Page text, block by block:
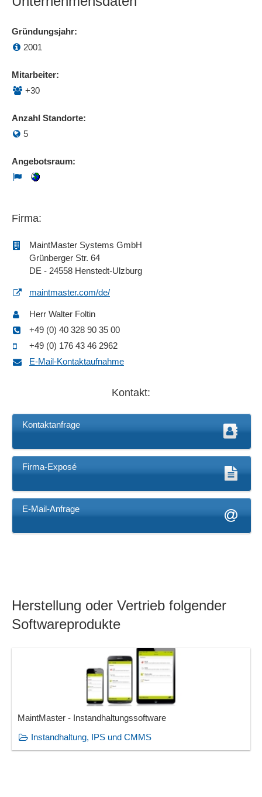
Gründungsjahr:
2001
Mitarbeiter:
+30
Anzahl Standorte:
5
Angebotsraum:
Firma:
MaintMaster Systems GmbH
Grünberger Str. 64
DE - 24558 Henstedt-Ulzburg
maintmaster.com/de/
Herr Walter Foltin
+49 (0) 40 328 90 35 00
+49 (0) 176 43 46 2962
E-Mail-Kontaktaufnahme
Kontakt:
Kontaktanfrage
Firma-Exposé
E-Mail-Anfrage
Herstellung oder Vertrieb folgender
Softwareprodukte
MaintMaster - Instandhaltungssoftware
Instandhaltung, IPS und CMMS